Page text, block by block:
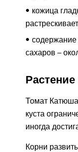
кожица
содержание
сахаров –
Растение
Томат
куста
иногда
Корни